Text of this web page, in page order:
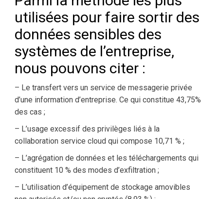
utilisées pour faire sortir des
données sensibles des
systèmes de l’entreprise,
nous pouvons citer :
– Le transfert vers un service de messagerie privée
d’une information d’entreprise. Ce qui constitue 43,75%
des cas ;
– L’usage excessif des privilèges liés à la
collaboration service cloud qui compose 10,71 % ;
– L’agrégation de données et les téléchargements qui
constituent 10 % des modes d’exfiltration ;
– L’utilisation d’équipement de stockage amovibles